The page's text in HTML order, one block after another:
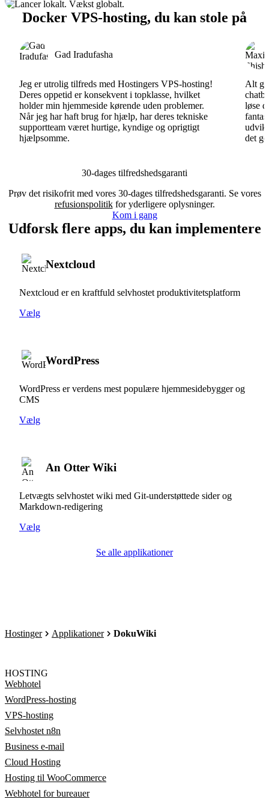
Docker VPS-hosting, du kan stole på
Gad Iradufasha
Jeg er utrolig tilfreds med Hostingers VPS-hosting!
Deres oppetid er konsekvent i topklasse, hvilket
holder min hjemmeside kørende uden problemer.
Når jeg har haft brug for hjælp, har deres tekniske
supportteam været hurtige, kyndige og oprigtigt
hjælpsomme.
Alt
løse
det
30-dages tilfredshedsgaranti
Prøv det risikofrit med vores 30-dages tilfredshedsgaranti. Se vores
refusionspolitikfor yderligere oplysninger.
Kom i gang
Udforsk flere apps, du kan implementere
Nextcloud
Nextcloud er en kraftfuld selvhostet produktivitetsplatform
Vælg
WordPress
WordPress er verdens mest populære hjemmesidebygger og
CMS
Vælg
An Otter Wiki
Letvægts selvhostet wiki med Git-understøttede sider og
Markdown-redigering
Vælg
Se alle applikationer
Hostinger Applikationer DokuWiki
HOSTING
Webhotel
WordPress-hosting
VPS-hosting
Selvhostet n8n
Business e-mail
Cloud Hosting
Hosting til WooCommerce
Webhotel for bureauer